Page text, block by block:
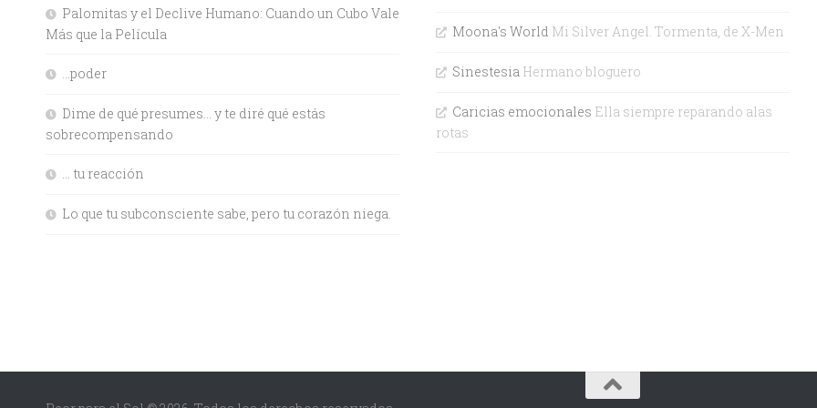
Palomitas y el Declive Humano: Cuando un Cubo Vale
Más que la Película
…poder
Dime de qué presumes… y te diré qué estás
sobrecompensando
… tu reacción
Lo que tu subconsciente sabe, pero tu corazón niega.
Moona's World Mi Silver Angel. Tormenta, de X-Men
Sinestesia Hermano bloguero
Caricias emocionales Ella siempre reparando alas
rotas